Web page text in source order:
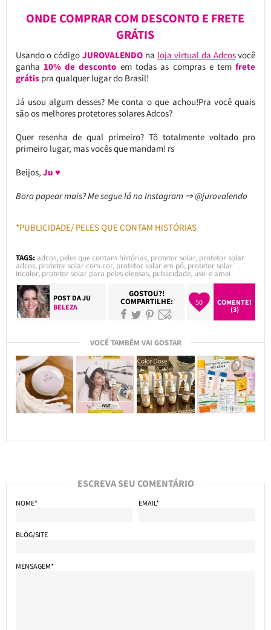
ONDE COMPRAR COM DESCONTO E FRETE
GRÁTIS
Usando o códigoJUROVALENDO na loja virtual da Adcosvocê
ganha 10% de desconto em todas as compras e temfrete
grátis pra qualquer lugar do Brasil!
Já usou algum desses? Me conta o que achou!Pra você quais
são os melhores protetores solares Adcos?
Quer resenha de qual primeiro? Tô totalmente voltado pro
primeiro lugar, mas vocês que mandam! rs
Beijos, Ju ♥
Bora papear mais? Me segue lá no Instagram ⇒ @jurovalendo
*PUBLICIDADE/ PELES QUE CONTAM HISTÓRIAS
TAGS: adcos, peles que contam histórias, protetor solar, protetor solar
adcos, protetor solar com cor, protetor solar em pó, protetor solar
incolor, protetor solar para peles oleosas, publicidade, usei e amei
POST DAJU
BELEZA
GOSTOU?!
COMPARTILHE: 50
COMENTE!
(3)
VOCÊ TAMBÉM VAI GOSTAR
ESCREVA SEU COMENTÁRIO
NOME* EMAIL*
BLOG/SITE
MENSAGEM*